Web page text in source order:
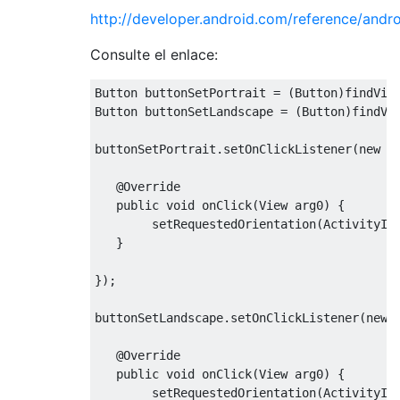
http://developer.android.com/reference/
Consulte el enlace:
Button buttonSetPortrait = (Button)
Button buttonSetLandscape = (Button)
buttonSetPortrait . setOnClickListener(new
@Override
public void onClick(View arg0)
{
        setRequestedOrientation
(
}
});
buttonSetLandscape. setOnClickListener(new
@Override
public void onClick(View arg0)
{
        setRequestedOrientation
(